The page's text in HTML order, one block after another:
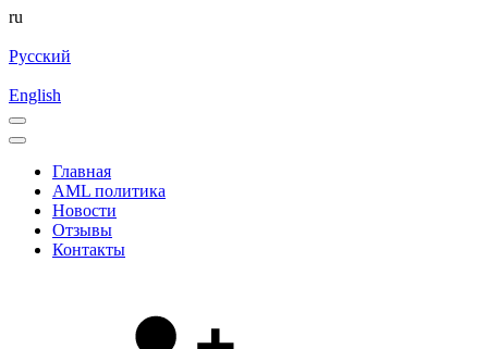
ru
Русский
English
Главная
AML политика
Новости
Отзывы
Контакты